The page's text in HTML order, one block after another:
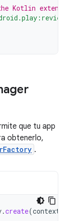
Kotlin
que tu app
obtenerlo,
.
.create(context